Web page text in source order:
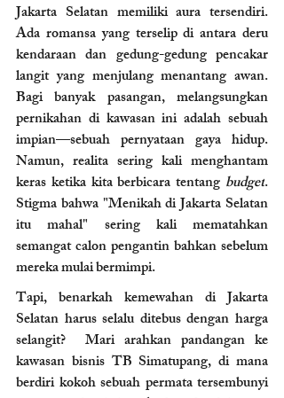
Jakarta Selatan memiliki aura tersendiri.
Ada romansa yang terselip di antara deru
kendaraan dan gedung-gedung pencakar
langit yang menjulang menantang awan.
Bagi banyak pasangan, melangsungkan
pernikahan di kawasan ini adalah sebuah
impian—sebuah pernyataan gaya hidup.
Namun, realita sering kali menghantam
keras ketika kita berbicara tentang budget.
Stigma bahwa "Menikah di Jakarta Selatan
itu mahal" sering kali mematahkan
semangat calon pengantin bahkan sebelum
mereka mulai bermimpi.
Tapi, benarkah kemewahan di Jakarta
Selatan harus selalu ditebus dengan harga
selangit?  Mari arahkan pandangan ke
kawasan bisnis TB Simatupang, di mana
berdiri kokoh sebuah permata tersembunyi